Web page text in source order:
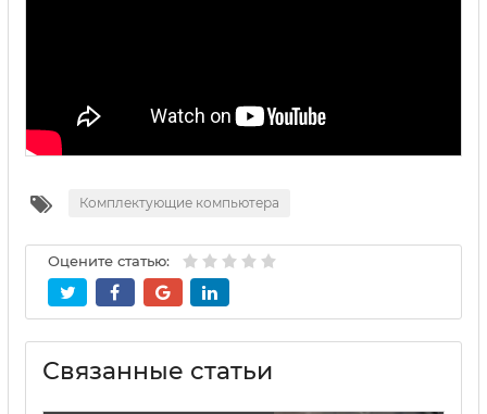
Комплектующие компьютера
Оцените статью:
Связанные статьи